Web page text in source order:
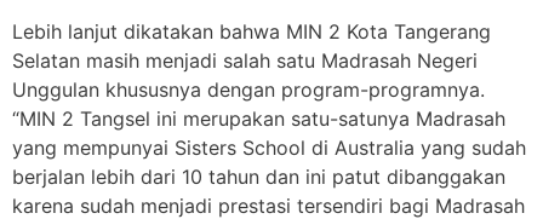
Lebih lanjut dikatakan bahwa MIN 2 Kota Tangerang
Selatan masih menjadi salah satu Madrasah Negeri
Unggulan khususnya dengan program-programnya.
“MIN 2 Tangsel ini merupakan satu-satunya Madrasah
yang mempunyai Sisters School di Australia yang sudah
berjalan lebih dari 10 tahun dan ini patut dibanggakan
karena sudah menjadi prestasi tersendiri bagi Madrasah